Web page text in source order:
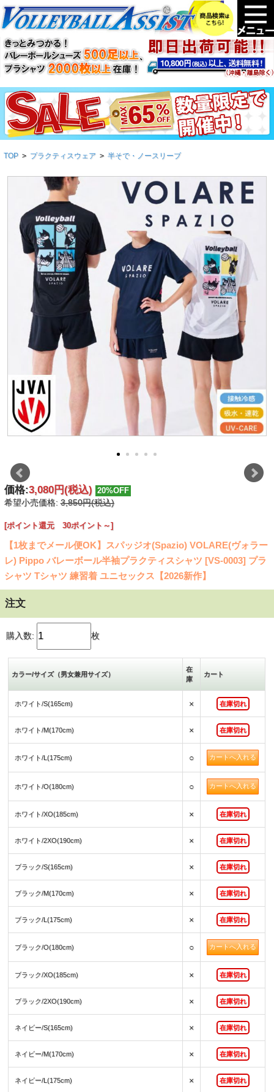
TOP > プラクティスウェア > 半そで・ノースリーブ
価格:3,080円(税込) 20%OFF
希望小売価格:3,850円(税込)
[ポイント還元 30ポイント～]
【1枚までメール便OK】スパッジオ(Spazio) VOLARE(ヴォラー
レ) Pippo バレーボール半袖プラクティスシャツ [VS-0003] プラ
シャツ Tシャツ 練習着 ユニセックス【2026新作】
注文
購入数: 枚
カラー/サイズ（男女兼用サイズ）
在
庫
カート
ホワイト/S(165cm) × 在庫切れ
ホワイト/M(170cm) × 在庫切れ
ホワイト/L(175cm) ○
ホワイト/O(180cm) ○
ホワイト/XO(185cm) × 在庫切れ
ホワイト/2XO(190cm) × 在庫切れ
ブラック/S(165cm) × 在庫切れ
ブラック/M(170cm) × 在庫切れ
ブラック/L(175cm) × 在庫切れ
ブラック/O(180cm) ○
ブラック/XO(185cm) × 在庫切れ
ブラック/2XO(190cm) × 在庫切れ
ネイビー/S(165cm) × 在庫切れ
ネイビー/M(170cm) × 在庫切れ
ネイビー/L(175cm) × 在庫切れ